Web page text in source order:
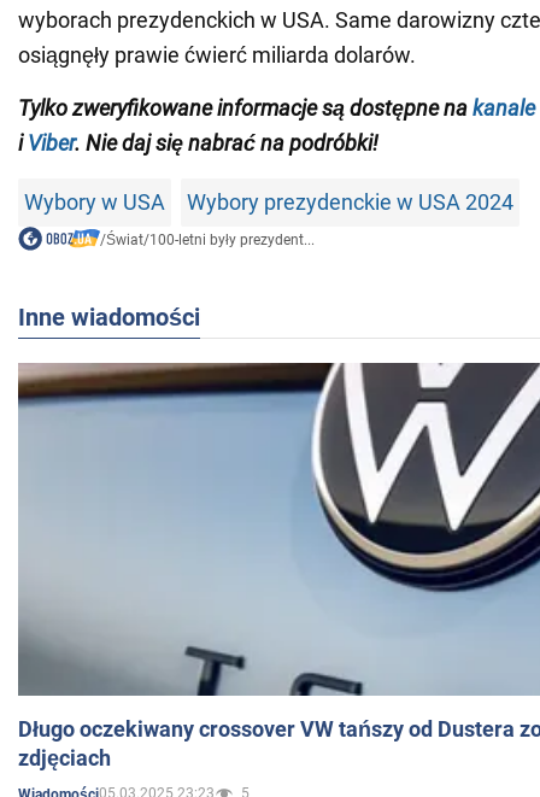
wyborach prezydenckich w USA. Same darowizny
osiągnęły prawie ćwierć miliarda dolarów.
Tylko zweryfikowane informacje są dostępne nakanale
iViber. Nie daj się nabrać na podróbki!
Wybory w USA Wybory prezydenckie w USA 2024
/Świat/100-letni były prezydent...
Inne wiadomości
Długo oczekiwany crossover VW tańszy od Dustera
zdjęciach
05.03.2025 23:23 5